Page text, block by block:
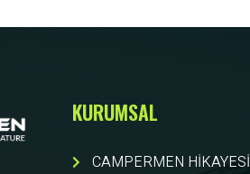
KURUMSAL
CAMPERMEN HİKAYESİ